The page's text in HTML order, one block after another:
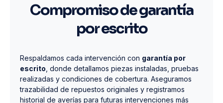
Compromiso de garantía
por escrito
Respaldamos cada intervención con garantía por
escrito , donde detallamos piezas instaladas, pruebas
realizadas y condiciones de cobertura. Aseguramos
trazabilidad de repuestos originales y registramos
historial de averías para futuras intervenciones más